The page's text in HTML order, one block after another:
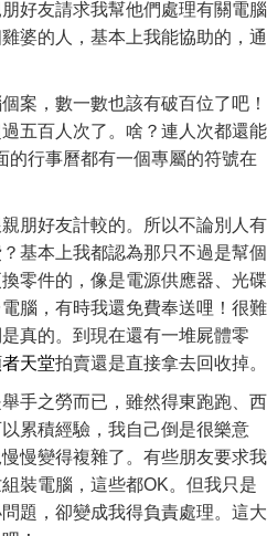
好友請求我幫他們處理有關電腦
婆的人，基本上我能協助的，通
案，數一數也該有破百位了吧！
五百人次了。啥？連人次都還能
的行事曆都有一個專屬的符號在
朋好友計較的。所以不論別人有
基本上我都認為那只不過是幫個
零件的，像是電源供應器、光碟
腦，有時我還免費奉送哩！很難
真的。到現在還有一堆屍體零
天堂拍賣還是直接拿去回收掉。
手之勞而已，雖然得東跑跑、西
累積經驗，我自己倒是很樂意
慢變得複雜了。有些朋友要求我
裝電腦，這些都OK。但我只是
題，卻變成我得負責處理。這大